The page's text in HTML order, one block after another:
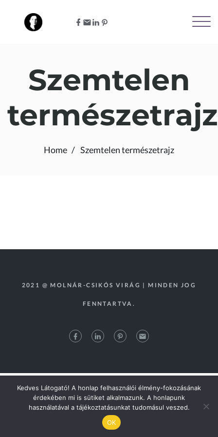
Szemtelen
természetrajz
Home Szemtelen természetrajz
2021 @ MOLNÁR-CSIKÓS VIRÁG | MINDEN JOG
FENNTARTVA.
Kedves Látogató! A honlap felhasználói élmény-fokozásának
érdekében mi is sütiket alkalmazunk. A honlapunk
használatával a tájékoztatásunkat tudomásul veszed.
OK